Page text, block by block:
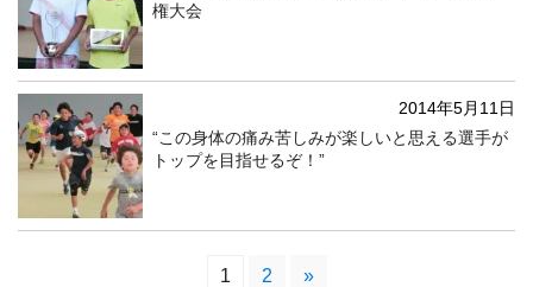
権大会
2014年5月11日
“この身体の痛み苦しみが楽しいと思える選手が
トップを目指せるぞ！”
1 2 »